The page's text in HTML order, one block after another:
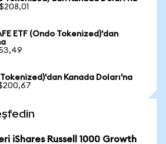
ETF (Ondo Tokenized)'dan
Kanada Doları'na
iShares Russell 1000 Growth